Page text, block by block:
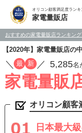
オリコン顧客満足度ランキ
家電量販店
おすすめの家電量販店ランキン
【2020年】家電量販店の
／ 最 新 ／ 5,285名
家電量販
オリコン顧客
日本最大